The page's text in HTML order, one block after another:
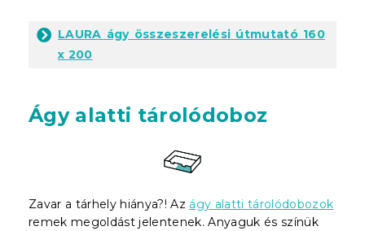
LAURA ágy összeszerelési útmutató 160
x 200
Ágy alatti tárolódoboz
Zavar a tárhely hiánya?! Az ágy alatti tárolódobozok
remek megoldást jelentenek. Anyaguk és színük